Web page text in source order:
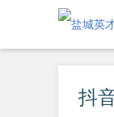
抖